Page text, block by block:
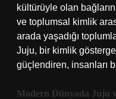
kültürüyle olan
ve toplumsal kimlik
arada yaşadığı
Juju, bir kimlik
güçlendiren, insanları
Modern Dünyada Juju